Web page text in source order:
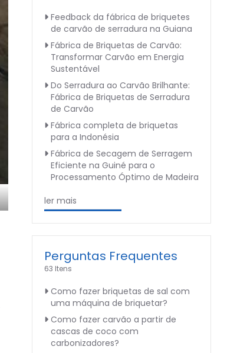
Feedback da fábrica de briquetes
de carvão de serradura na Guiana
Fábrica de Briquetas de Carvão:
Transformar Carvão em Energia
Sustentável
Do Serradura ao Carvão Brilhante:
Fábrica de Briquetas de Serradura
de Carvão
Fábrica completa de briquetas
para a Indonésia
Fábrica de Secagem de Serragem
Eficiente na Guiné para o
Processamento Óptimo de Madeira
ler mais
Perguntas Frequentes
63 Itens
Como fazer briquetas de sal com
uma máquina de briquetar?
Como fazer carvão a partir de
cascas de coco com
carbonizadores?